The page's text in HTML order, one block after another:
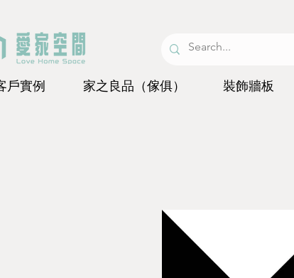
戶實例 家之良品（傢俱） 裝飾牆板